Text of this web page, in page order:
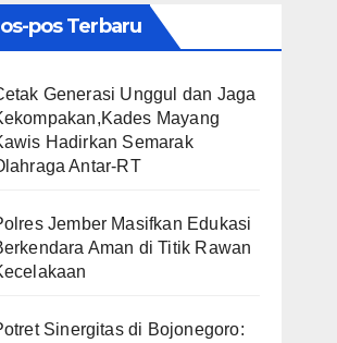
pos Terbaru
Generasi Unggul dan Jaga
Mayang
Hadirkan Semarak
Antar-RT
Jember Masifkan Edukasi
Aman di Titik Rawan
Sinergitas di Bojonegoro: